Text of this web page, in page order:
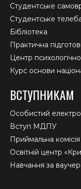
Студентське
Студентське
Бібліотека
Практична
Центр
Курс основи
ВСТУПНИКАМ
Особистий
Вступ МДПУ
Приймальна комісія
Освітній центр
Навчання за